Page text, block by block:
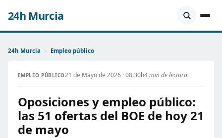
24h Murcia
24h Murcia › Empleo público
EMPLEO PÚBLICO21 de Mayo de 2026 · 08:30h4 min de lectura
Oposiciones y empleo público:
las 51 ofertas del BOE de hoy 21
de mayo